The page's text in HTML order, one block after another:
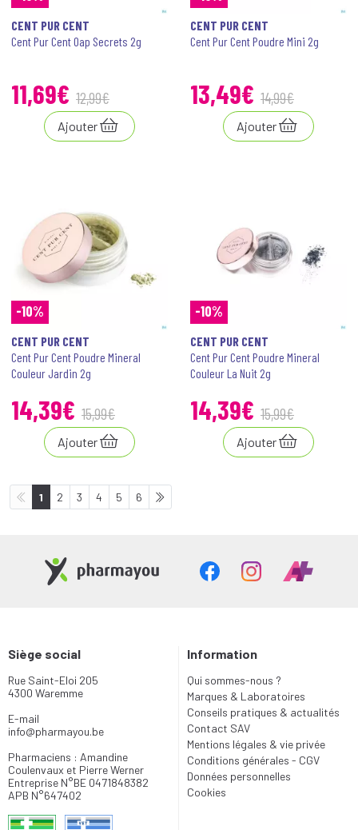
CENT PUR CENT
Cent Pur Cent Oap Secrets 2g
11,69€ 12,99€
Ajouter
CENT PUR CENT
Cent Pur Cent Poudre Mini 2g
13,49€ 14,99€
Ajouter
-10%
CENT PUR CENT
Cent Pur Cent Poudre Mineral
Couleur Jardin 2g
14,39€ 15,99€
Ajouter
-10%
CENT PUR CENT
Cent Pur Cent Poudre Mineral
Couleur La Nuit 2g
14,39€ 15,99€
Ajouter
1 2 3 4 5 6
Siège social
Rue Saint-Eloi 205
4300 Waremme
E-mail
info@pharmayou.be
Pharmaciens : Amandine
Coulenvaux et Pierre Werner
Entreprise N°BE 0471848382
APB N°647402
Information
Qui sommes-nous ?
Marques & Laboratoires
Conseils pratiques & actualités
Contact SAV
Mentions légales & vie privée
Conditions générales - CGV
Données personnelles
Cookies